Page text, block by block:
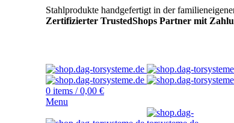
Stahlprodukte handgefertigt in der
Zertifizierter TrustedShops Partner mit
0 items / 0,00 €
Menu